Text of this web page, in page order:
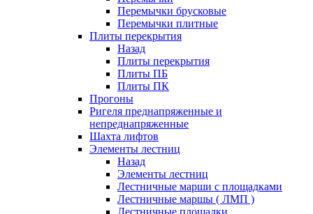
Перемычки брусковые
Перемычки плитные
Плиты перекрытия
Назад
Плиты перекрытия
Плиты ПБ
Плиты ПК
Прогоны
Ригеля преднапряженные и
непреднапряженные
Шахта лифтов
Элементы лестниц
Назад
Элементы лестниц
Лестничные марши с площадками
Лестничные маршы ( ЛМП )
Лестничные площадки